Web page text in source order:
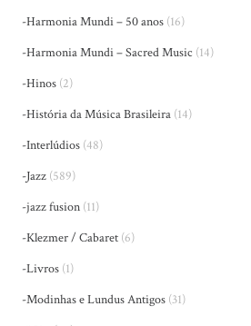
-Harmonia Mundi – 50 anos (16)
-Harmonia Mundi – Sacred Music (14)
-Hinos (2)
-História da Música Brasileira (14)
-Interlúdios (48)
-Jazz (589)
-jazz fusion (11)
-Klezmer / Cabaret (6)
-Livros (1)
-Modinhas e Lundus Antigos (31)